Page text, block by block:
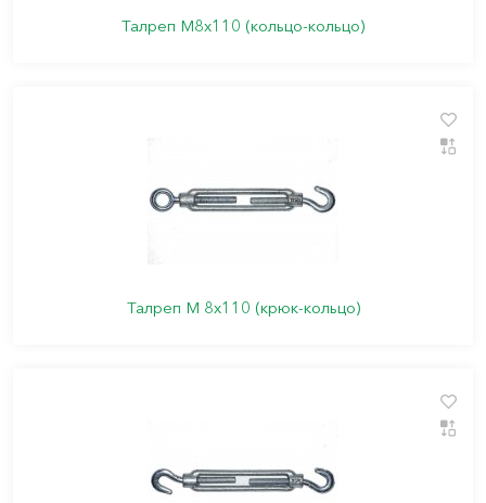
Талреп М8х110 (кольцо-кольцо)
Талреп М 8х110 (крюк-кольцо)